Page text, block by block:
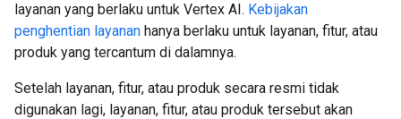
layanan yang berlaku untuk Vertex AI. Kebijakan
penghentian layanan hanya berlaku untuk layanan, fitur, atau
produk yang tercantum di dalamnya.
Setelah layanan, fitur, atau produk secara resmi tidak
digunakan lagi, layanan, fitur, atau produk tersebut akan